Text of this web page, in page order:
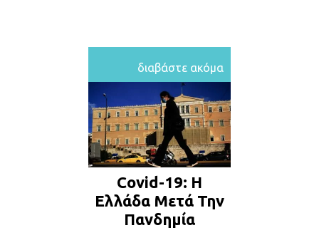
διαβάστε ακόμα
Covid-19: Η
Ελλάδα Μετά Την
Πανδημία